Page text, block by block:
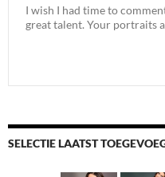
I wish I had time to
great talent. Your portraits
SELECTIE LAATST